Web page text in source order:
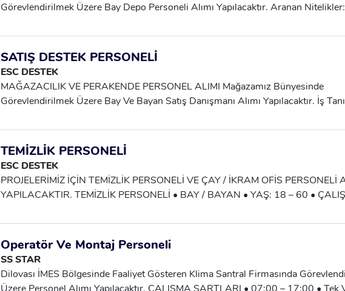
Görevlendirilmek Üzere Bay Depo Personeli Alımı Yapılacaktır. Aranan
Bulunmayan * En Az Lise Mezunu * Askerlik Görevini Tamamlamış Çalışma
Kocaeli / Başiskele Ve İzmit Çalışma Sistemi: Vardiyalı Çalışma Sistemi Haklar Ve
33.000 TL – 35.880 TL (depo Lokasyonuna Göre Değişmektedir) * 2.000 TL
* 14.300 TL Yemek Kartı Veya Yemekhane İmkanı Mevcuttur * Servis Imkânı *
Servis Lokasyonları: "Körfez, İzmit, Karamürsel, Gölcük, Derince, Başiskele"
Görüşmede Aktarılmaktadır. Başvuru: Uygun Adayların WhatsApp Üzerinden
SATIŞ DESTEK PERSONELİ
ESC DESTEK
MAĞAZACILIK VE PERAKENDE PERSONEL ALIMI Mağazamız Bünyesinde
Görevlendirilmek Üzere Bay Ve Bayan Satış Danışmanı Alımı Yapılacaktır. İş
Ürün Katlama Ve Düzenleme Işlemlerini Yapmak, Raf Düzenini Sağlamak Ve
Takibini Yapmak, Çalışma Şartları: Vardiyalı Çalışma Sistemi Günlük Ücret:
Dahil SGK Mevcuttur Günlük Çalışma Süresi: 7,5 Aylık Ödeme ERKEK ADAYLAR
SAKAL KESİM ZORUNLULUĞU VARDIR. HAKAN BEY:0 552 693 12 96
TEMİZLİK PERSONELİ
ESC DESTEK
PROJELERİMİZ İÇİN TEMİZLİK PERSONELİ VE ÇAY / İKRAM OFİS PERSONELİ
YAPILACAKTIR. TEMİZLİK PERSONELİ • BAY / BAYAN • YAŞ: 18 – 60 •
VE SERVİS: MEVCUTTUR ÇALIŞMA ALANLARI: MAĞAZA, OKUL,
BENZERİ KURUMSAL ALANLARDA GÖREV ALINACAKTIR. ÇAY VE İKRAM /
PERSONELİ • BAYAN • YAŞ: 18 – 50 • OFİS ORTAMINDA ÇAY VE İKRAM
GÖREV ALACAK • TEMİZ VE DÜZENLİ ÇALIŞABİLECEK ÇALIŞMA ŞARTLARI
8 SAAT ÇALIŞMA • GÜNLÜK ÜCRET: 1.250 TL • ÖDEME: HAFTALIK •
Operatör Ve Montaj Personeli
SS STAR
Dilovası İMES Bölgesinde Faaliyet Gösteren Klima Santral Firmasında
Üzere Personel Alımı Yapılacaktır. ÇALIŞMA ŞARTLARI • 07:00 – 17:00 • Tek